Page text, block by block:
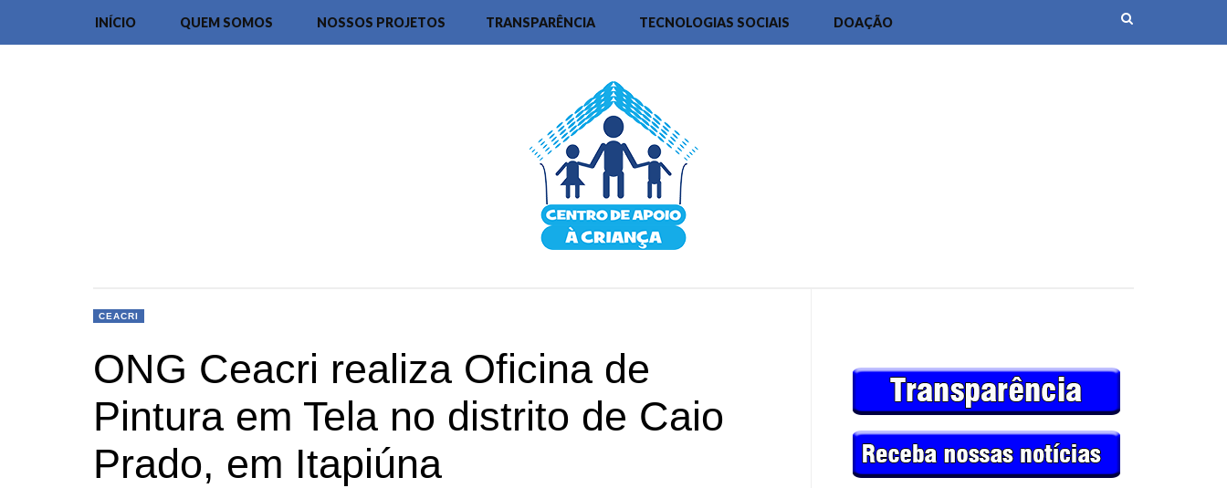
INÍCIO QUEM SOMOS NOSSOS PROJETOS TRANSPARÊNCIA TECNOLOGIAS SOCIAIS DOAÇÃO
CEACRI
ONG Ceacri realiza Oficina de
Pintura em Tela no distrito de Caio
Prado, em Itapiúna